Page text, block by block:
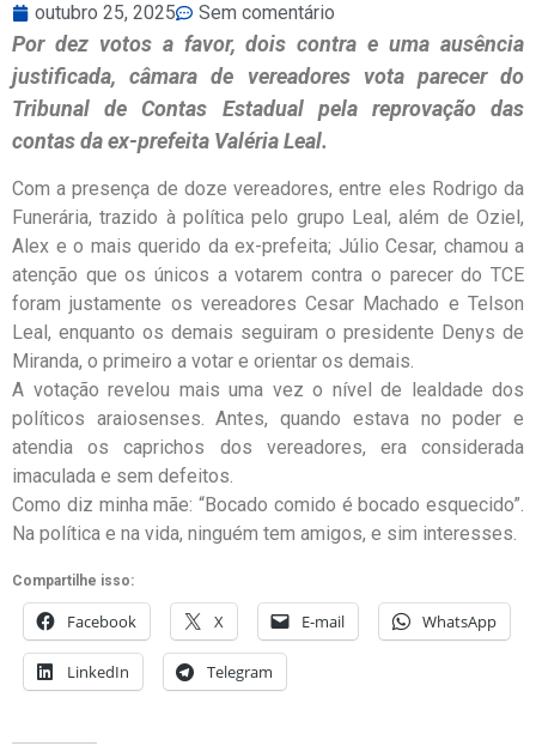
outubro 25, 2025 Sem comentário
Por dez votos a favor, dois contra e uma ausência
justificada, câmara de vereadores vota parecer do
Tribunal de Contas Estadual pela reprovação das
contas da ex-prefeita Valéria Leal.
Com a presença de doze vereadores, entre eles Rodrigo da
Funerária, trazido à política pelo grupo Leal, além de Oziel,
Alex e o mais querido da ex-prefeita; Júlio Cesar, chamou a
atenção que os únicos a votarem contra o parecer do TCE
foram justamente os vereadores Cesar Machado e Telson
Leal, enquanto os demais seguiram o presidente Denys de
Miranda, o primeiro a votar e orientar os demais.
A votação revelou mais uma vez o nível de lealdade dos
políticos araiosenses. Antes, quando estava no poder e
atendia os caprichos dos vereadores, era considerada
imaculada e sem defeitos.
Como diz minha mãe: “Bocado comido é bocado esquecido”.
Na política e na vida, ninguém tem amigos, e sim interesses.
Compartilhe isso:
Facebook X E-mail WhatsApp
LinkedIn Telegram